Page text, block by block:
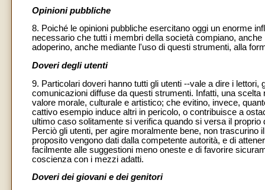
Opinioni pubbliche
8. Poiché le opinioni pubbliche esercitano oggi un enorme
necessario che tutti i membri della società compiano,
adoperino, anche mediante l'uso di questi strumenti, alla
Doveri degli utenti
9. Particolari doveri hanno tutti gli utenti --vale a dire i
comunicazioni diffuse da questi strumenti. Infatti, una
valore morale, culturale e artistico; che evitino, invece,
cattivo esempio induce altri in pericolo, o contribuisce a
ultimo caso solitamente si verifica quando si versa il
Perciò gli utenti, per agire moralmente bene, non
proposito vengono dati dalla competente autorità, e di
facilmente alle suggestioni meno oneste e di favorire
coscienza con i mezzi adatti.
Doveri dei giovani e dei genitori